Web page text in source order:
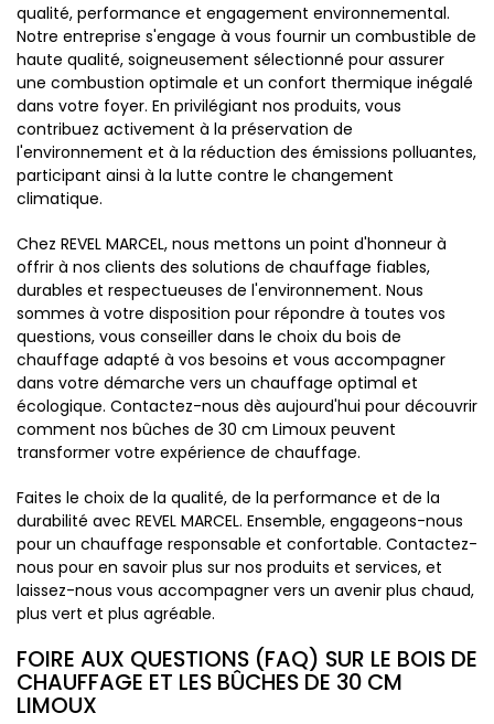
qualité, performance et engagement environnemental.
Notre entreprise s'engage à vous fournir un combustible de
haute qualité, soigneusement sélectionné pour assurer
une combustion optimale et un confort thermique inégalé
dans votre foyer. En privilégiant nos produits, vous
contribuez activement à la préservation de
l'environnement et à la réduction des émissions polluantes,
participant ainsi à la lutte contre le changement
climatique.
Chez REVEL MARCEL, nous mettons un point d'honneur à
offrir à nos clients des solutions de chauffage fiables,
durables et respectueuses de l'environnement. Nous
sommes à votre disposition pour répondre à toutes vos
questions, vous conseiller dans le choix du bois de
chauffage adapté à vos besoins et vous accompagner
dans votre démarche vers un chauffage optimal et
écologique. Contactez-nous dès aujourd'hui pour découvrir
comment nos bûches de 30 cm Limoux peuvent
transformer votre expérience de chauffage.
Faites le choix de la qualité, de la performance et de la
durabilité avec REVEL MARCEL. Ensemble, engageons-nous
pour un chauffage responsable et confortable. Contactez-
nous pour en savoir plus sur nos produits et services, et
laissez-nous vous accompagner vers un avenir plus chaud,
plus vert et plus agréable.
FOIRE AUX QUESTIONS (FAQ) SUR LE BOIS DE
CHAUFFAGE ET LES BÛCHES DE 30 CM
LIMOUX